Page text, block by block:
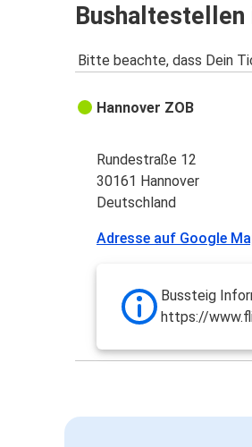
Bushaltestellen
Bitte beachte, dass Dein
Hannover ZOB
Rundestraße 12
30161 Hannover
Deutschland
Adresse auf Google
Bussteig
https://